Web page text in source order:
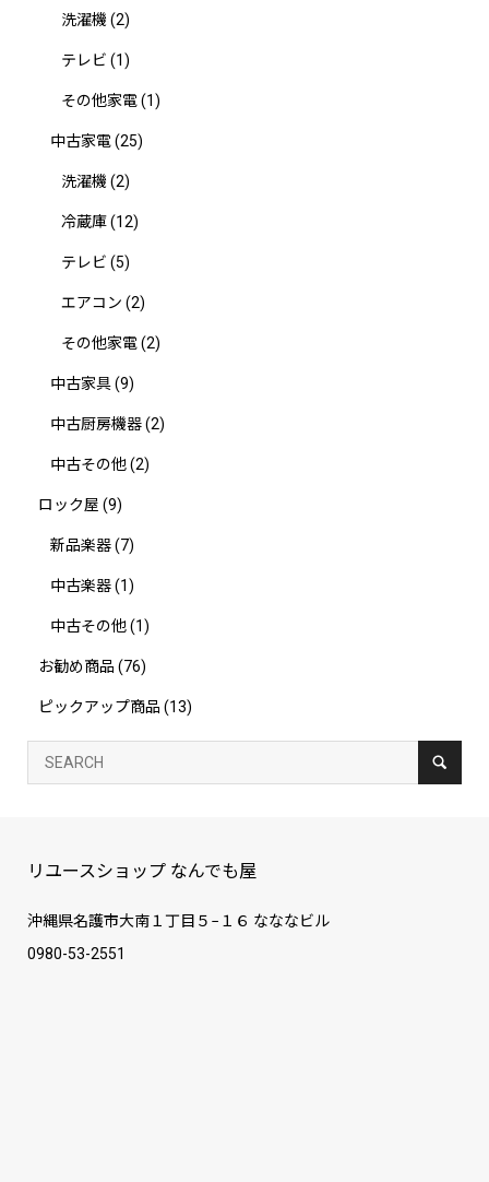
洗濯機(2)
テレビ (1)
その他家電(1)
中古家電(25)
洗濯機(2)
冷蔵庫(12)
テレビ (5)
エアコン (2)
その他家電(2)
中古家具(9)
中古厨房機器(2)
中古その他(2)
ロック屋 (9)
新品楽器(7)
中古楽器(1)
中古その他(1)
お勧め商品 (76)
ピックアップ商品 (13)
リユースショップ なんでも屋
沖縄県名護市大南１丁目５−１６ なななビル
0980-53-2551